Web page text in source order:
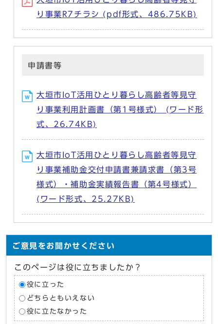
り事業R7チラシ (pdf形式、486.75KB)
申請書等
大垣市IoT活用ひとり暮らし高齢者等見守
り事業利用計画書（第1号様式） (ワード形
式、26.74KB)
大垣市IoT活用ひとり暮らし高齢者等見守
り事業補助金交付申請書兼請求書（第3号
様式）・補助金実績報告書（第4号様式）
(ワード形式、25.27KB)
ご意見をお聞かせください
このページは役に立ちましたか？
役に立った
どちらともいえない
役に立たなかった